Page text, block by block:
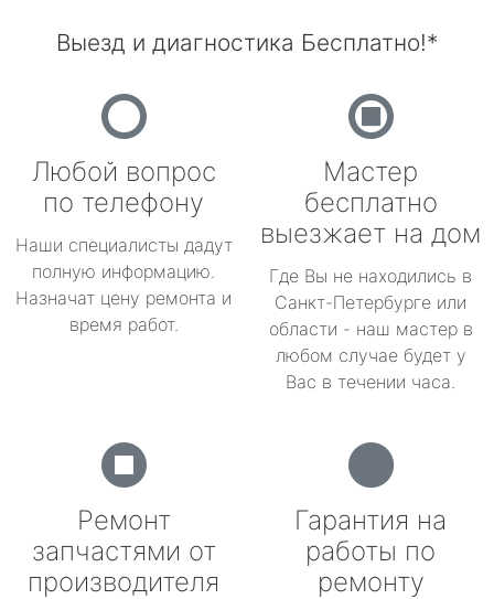
Выезд и диагностика Бесплатно!*
Любой вопрос
по телефону
Наши специалисты дадут
полную информацию.
Назначат цену ремонта и
время работ.
Мастер
бесплатно
выезжает на дом
Где Вы не находились в
Санкт-Петербурге или
области - наш мастер в
любом случае будет у
Вас в течении часа.
Ремонт
запчастями от
производителя
Гарантия на
работы по
ремонту